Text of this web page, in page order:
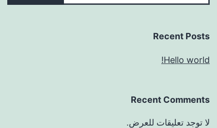
Recent Posts
Hello world!
Recent Comments
لا توجد تعليقات للعرض.